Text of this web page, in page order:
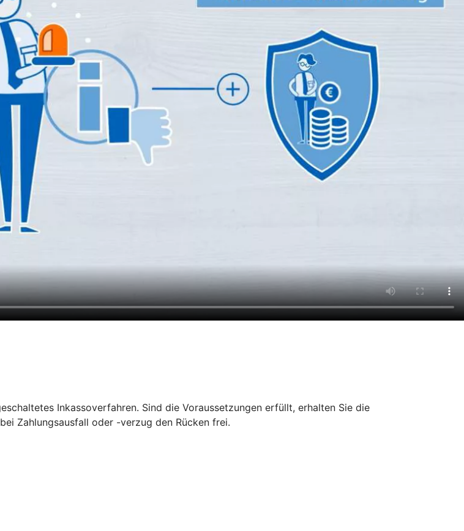
Inkassoverfahren. Sind die Voraussetzungen erfüllt, erhalten Sie die
Zahlungsausfall oder -verzug den Rücken frei.